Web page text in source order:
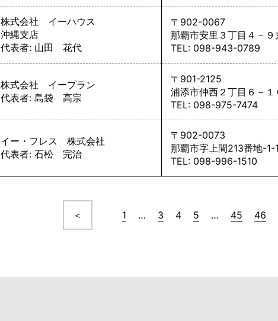
株式会社 イーハウス
沖縄支店
代表者: 山田 花代
〒902-0067
那覇市安里３丁目４－
TEL: 098-943-0789
株式会社 イープラン
代表者: 島袋 高宗
〒901-2125
浦添市仲西２丁目６－１
TEL: 098-975-7474
イー・フレス 株式会社
代表者: 石松 完治
〒902-0073
那覇市字上間213番地-1-
TEL: 098-996-1510
＜ 1 … 3 4 5 … 45 46